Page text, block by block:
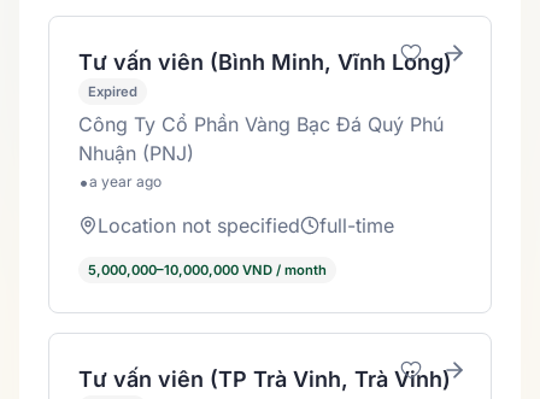
Tư vấn viên (Bình Minh, Vĩnh Long)
Expired
Công Ty Cổ Phần Vàng Bạc Đá Quý Phú
Nhuận (PNJ)
•a year ago
Location not specified full-time
5,000,000–10,000,000 VND / month
Tư vấn viên (TP Trà Vinh, Trà Vinh)